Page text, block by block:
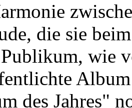
die sie
wie
des Jahres"